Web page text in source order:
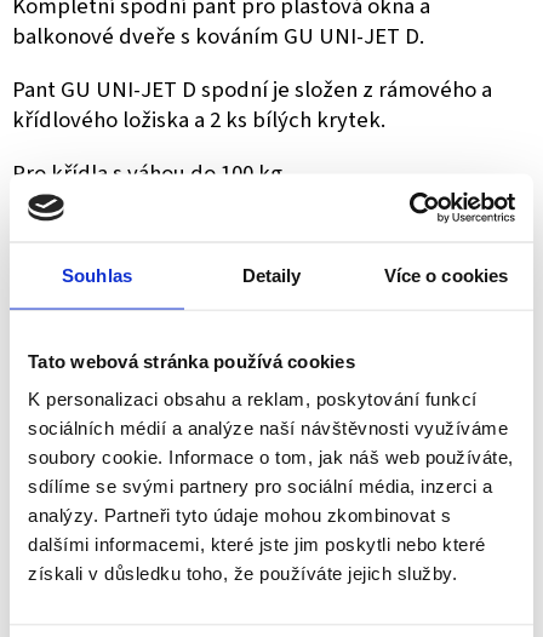
Souhlas Detaily Více o cookies
Tato webová stránka používá cookies
K personalizaci obsahu a reklam, poskytování funkcí
sociálních médií a analýze naší návštěvnosti využíváme
soubory cookie. Informace o tom, jak náš web používáte,
sdílíme se svými partnery pro sociální média, inzerci a
analýzy. Partneři tyto údaje mohou zkombinovat s
dalšími informacemi, které jste jim poskytli nebo které
získali v důsledku toho, že používáte jejich služby.
Kompletní spodní pant pro plastová okna a
balkonové dveře s kováním GU UNI-JET D.
Pant GU UNI-JET D spodní je složen z rámového a
křídlového ložiska a 2 ks bílých krytek.
Pro křídla s váhou do 100 kg.
V 95 % případů se používá pant s nosností do 100 kg.
Detailní informace
Schüco partner
Jsme oficiální prodejce a servis